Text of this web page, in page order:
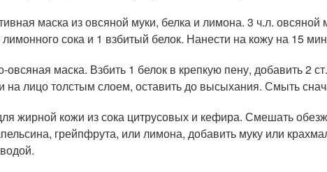
маска из овсяной муки, белка и лимона. 3 ч.л.
лимонного сока и 1 взбитый белок. Нанести на кожу на 15
овсяная маска. Взбить 1 белок в крепкую пену, добавить 2
на лицо толстым слоем, оставить до высыхания. Смыть
жирной кожи из сока цитрусовых и кефира. Смешать
грейпфрута, или лимона, добавить муку или